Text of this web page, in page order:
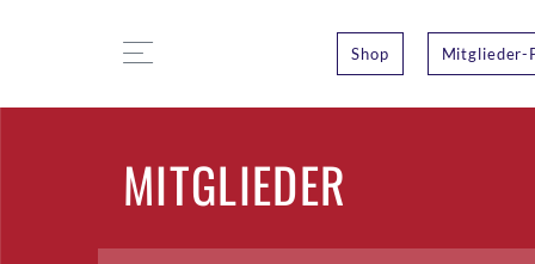
Shop Mitglieder-
MITGLIEDER